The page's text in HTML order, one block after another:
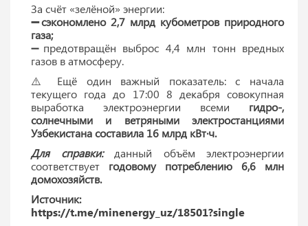
За счёт «зелёной» энергии:
➖сэкономлено 2,7 млрд кубометров природного
газа;
➖предотвращён выброс 4,4 млн тонн вредных
газов в атмосферу.
⚠️ Ещё один важный показатель: с начала
текущего года до 17:00 8 декабря совокупная
выработка электроэнергии всеми гидро-,
солнечными и ветряными электростанциями
Узбекистана составила 16 млрд кВт·ч.
Для справки: данный объём электроэнергии
соответствует годовому потреблению 6,6 млн
домохозяйств.
Источник:
https://t.me/minenergy_uz/18501?single